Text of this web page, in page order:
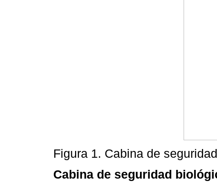
Figura 1. Cabina de
Cabina de seguridad